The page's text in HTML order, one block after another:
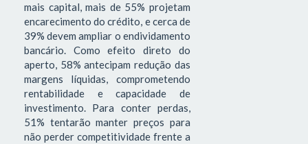
mais capital, mais de 55% projetam
encarecimento do crédito, e cerca de
39% devem ampliar o endividamento
bancário. Como efeito direto do
aperto, 58% antecipam redução das
margens líquidas, comprometendo
rentabilidade e capacidade de
investimento. Para conter perdas,
51% tentarão manter preços para
não perder competitividade frente a